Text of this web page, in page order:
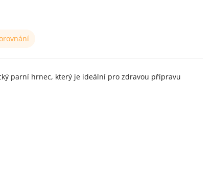
parní hrnec, který je ideální pro zdravou přípravu